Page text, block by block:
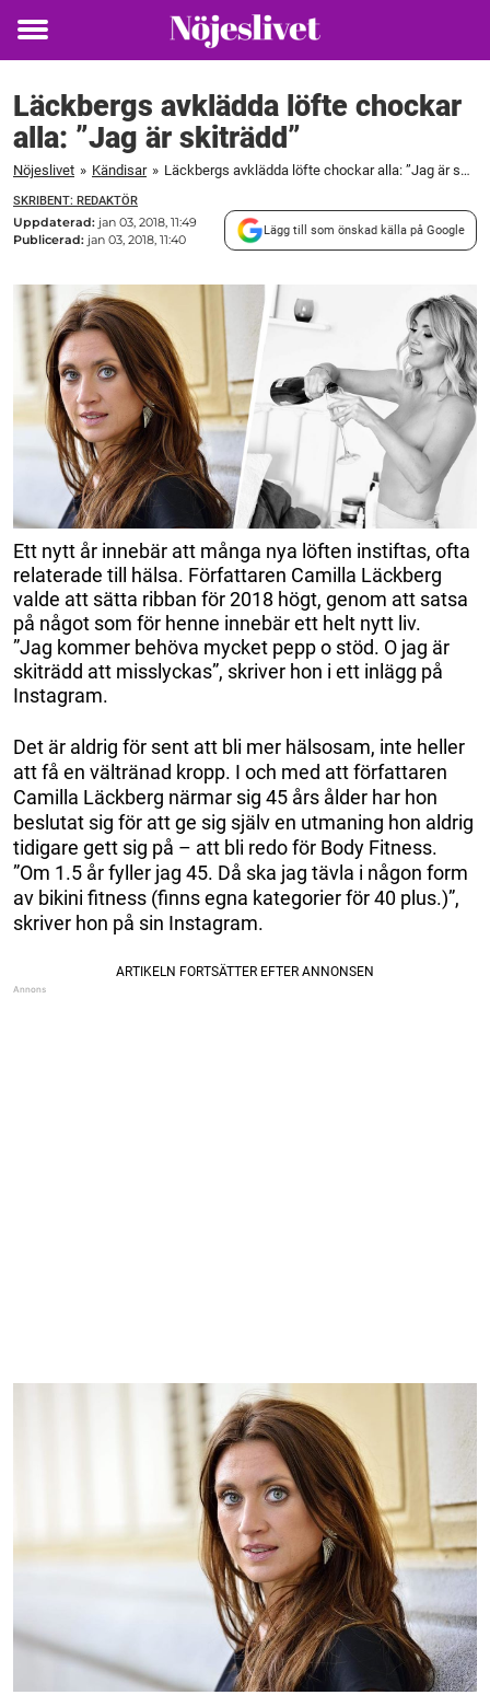
Toggle
Läckbergs avklädda löfte chockar
alla: ”Jag är skiträdd”
Nöjeslivet » Kändisar » Läckbergs avklädda löfte chockar alla: ”Jag är skiträdd”
SKRIBENT: REDAKTÖR
Uppdaterad: jan 03, 2018, 11:49
Publicerad: jan 03, 2018, 11:40
Lägg till som önskad källa på Google
Ett nytt år innebär att många nya löften instiftas, ofta
relaterade till hälsa. Författaren Camilla Läckberg
valde att sätta ribban för 2018 högt, genom att satsa
på något som för henne innebär ett helt nytt liv.
”Jag kommer behöva mycket pepp o stöd. O jag är
skiträdd att misslyckas”, skriver hon i ett inlägg på
Instagram.
Det är aldrig för sent att bli mer hälsosam, inte heller
att få en vältränad kropp. I och med att författaren
Camilla Läckberg närmar sig 45 års ålder har hon
beslutat sig för att ge sig själv en utmaning hon aldrig
tidigare gett sig på – att bli redo för Body Fitness.
”Om 1.5 år fyller jag 45. Då ska jag tävla i någon form
av bikini fitness (finns egna kategorier för 40 plus.)”,
skriver hon på sin Instagram.